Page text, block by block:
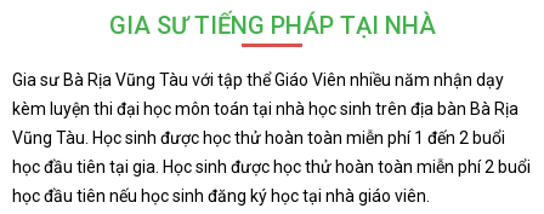
GIA SƯ TIẾNG PHÁP TẠI NHÀ
Gia sư Bà Rịa Vũng Tàu với tập thể Giáo Viên nhiều năm nhận dạy
kèm luyện thi đại học môn toán tại nhà học sinh trên địa bàn Bà Rịa
Vũng Tàu. Học sinh được học thử hoàn toàn miễn phí 1 đến 2 buổi
học đầu tiên tại gia. Học sinh được học thử hoàn toàn miễn phí 2 buổi
học đầu tiên nếu học sinh đăng ký học tại nhà giáo viên.